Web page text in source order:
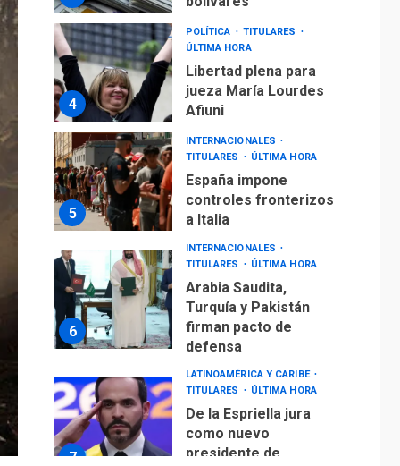
4
POLÍTICA
TITULARES
ÚLTIMA HORA
Libertad plena para
jueza María Lourdes
Afiuni
5
INTERNACIONALES
TITULARES
ÚLTIMA HORA
España impone
controles fronterizos
a Italia
6
INTERNACIONALES
TITULARES
ÚLTIMA HORA
Arabia Saudita,
Turquía y Pakistán
firman pacto de
defensa
7
LATINOAMÉRICA Y CARIBE
TITULARES
ÚLTIMA HORA
De la Espriella jura
como nuevo
presidente de